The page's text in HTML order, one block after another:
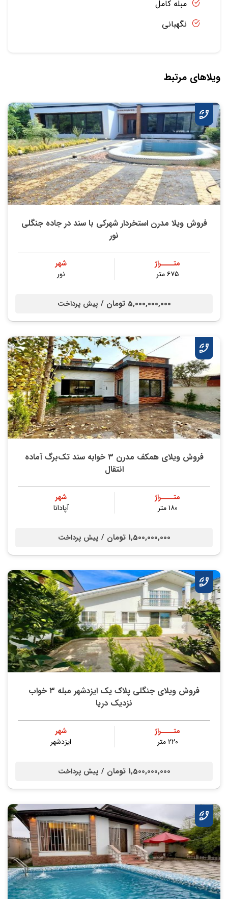
مبله کامل
نگهبانی
ویلاهای مرتبط
فروش ویلا مدرن استخردار شهرکی با سند در جاده جنگلی
نور
متــــراژ
۶۷۵ متر
شهر
نور
5,000,000,000 تومان / پیش پرداخت
فروش ویلای همکف مدرن ۳ خوابه سند تک‌برگ آماده
انتقال
متــــراژ
۱۸۰ متر
شهر
آپادانا
1,500,000,000 تومان / پیش پرداخت
فروش ویلای جنگلی پلاک یک ایزدشهر مبله ۳ خواب
نزدیک دریا
متــــراژ
۲۲۰ متر
شهر
ایزدشهر
1,500,000,000 تومان / پیش پرداخت